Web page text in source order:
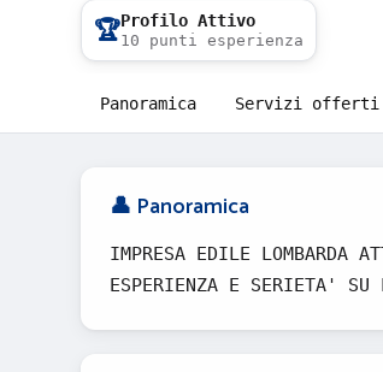
🏆Profilo Attivo
10 punti esperienza
Panoramica Servizi offerti
👤 Panoramica
IMPRESA EDILE LOMBARDA
ESPERIENZA E SERIETA' SU